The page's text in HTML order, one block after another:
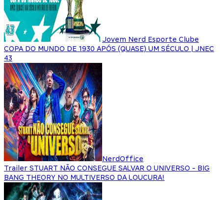
Jovem Nerd Esporte Clube
COPA DO MUNDO DE 1930 APÓS (QUASE) UM SÉCULO | JNEC
43
NerdOffice
Trailer STUART NÃO CONSEGUE SALVAR O UNIVERSO - BIG
BANG THEORY NO MULTIVERSO DA LOUCURA!